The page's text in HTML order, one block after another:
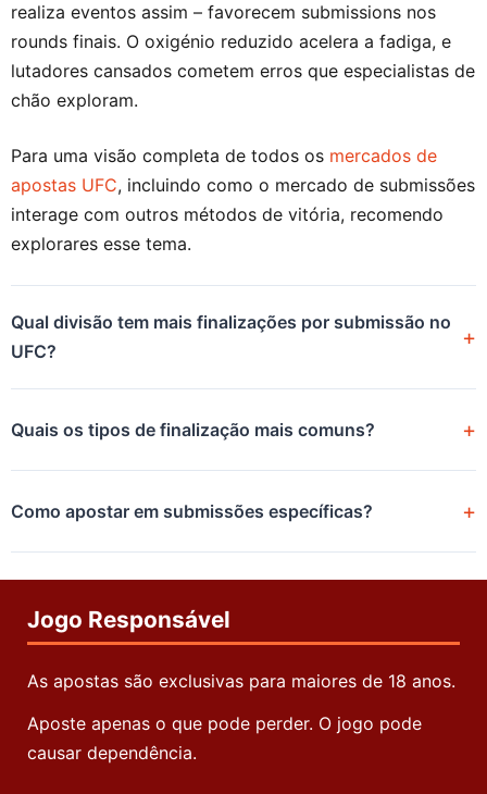
realiza eventos assim – favorecem submissions nos
rounds finais. O oxigénio reduzido acelera a fadiga, e
lutadores cansados cometem erros que especialistas de
chão exploram.
Para uma visão completa de todos os mercados de
apostas UFC, incluindo como o mercado de submissões
interage com outros métodos de vitória, recomendo
explorares esse tema.
Qual divisão tem mais finalizações por submissão no
UFC?
Quais os tipos de finalização mais comuns?
Como apostar em submissões específicas?
Jogo Responsável
As apostas são exclusivas para maiores de 18 anos.
Aposte apenas o que pode perder. O jogo pode
causar dependência.